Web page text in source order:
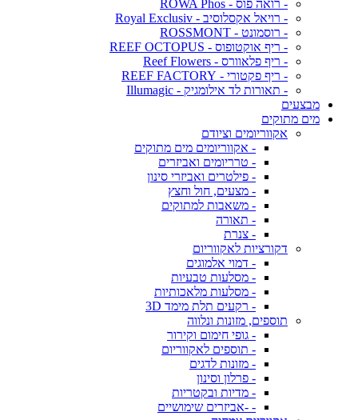
- רואה פוס - ROWA Phos
- רויאל אקסלוסיב - Royal Exclusiv
- רוסמונט - ROSSMONT
- ריף אוקטופוס - REEF OCTOPUS
- ריף פלאוורס - Reef Flowers
- ריף פקטורי - REEF FACTORY
- תאורות לד אילומגיק - Illumagic
מבצעים
מים מתוקים
אקווריומים וציודם
- אקווריומים מים מתוקים
- טרריומים ואביזרים
- פילטרים ואביזרי סינון
- מצעים, חול וחצץ
- משאבות למתוקים
- תאורה
- צנרת
דקורציות לאקווריום
- דמוי אלמוגים
- מסלעות טבעיות
- מסלעות מלאכותיות
- רקעים תלת מימד 3D
תוספים, מזונות ונלווה
- גופי חימום וקירור
- תוספים לאקווריום
- מזונות לדגים
- פרלון וסינון
- מדיות ובקטריות
- -אביזרים שימושיים